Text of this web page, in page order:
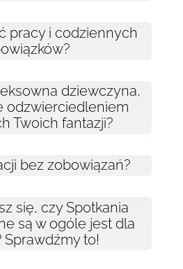
pracy i codziennych
dziewczyna,
odzwierciedleniem
Twoich fantazji?
bez zobowiązań?
się, czy Spotkania
są w ogóle jest dla
Sprawdźmy to!